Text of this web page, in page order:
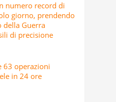
numero record di
giorno, prendendo
Guerra
di precisione
63 operazioni
in 24 ore